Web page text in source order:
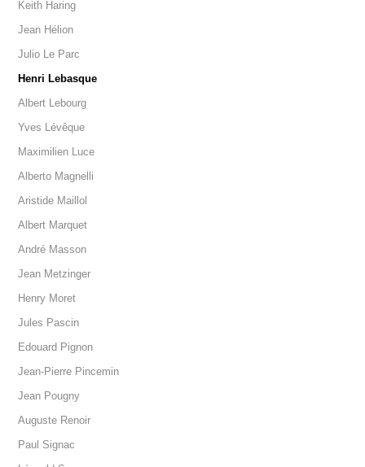
Keith Haring
Jean Hélion
Julio Le Parc
Henri Lebasque
Albert Lebourg
Yves Lévêque
Maximilien Luce
Alberto Magnelli
Aristide Maillol
Albert Marquet
André Masson
Jean Metzinger
Henry Moret
Jules Pascin
Edouard Pignon
Jean-Pierre Pincemin
Jean Pougny
Auguste Renoir
Paul Signac